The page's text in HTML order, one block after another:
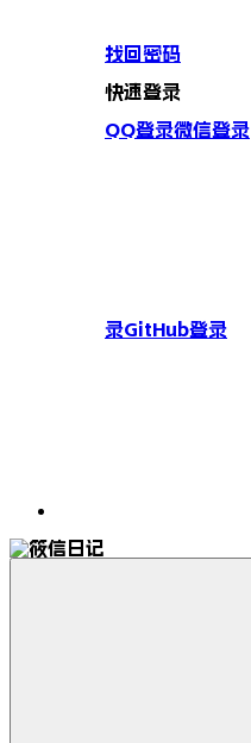
找回密码
快速登录
QQ登录微信登录
录GitHub登录